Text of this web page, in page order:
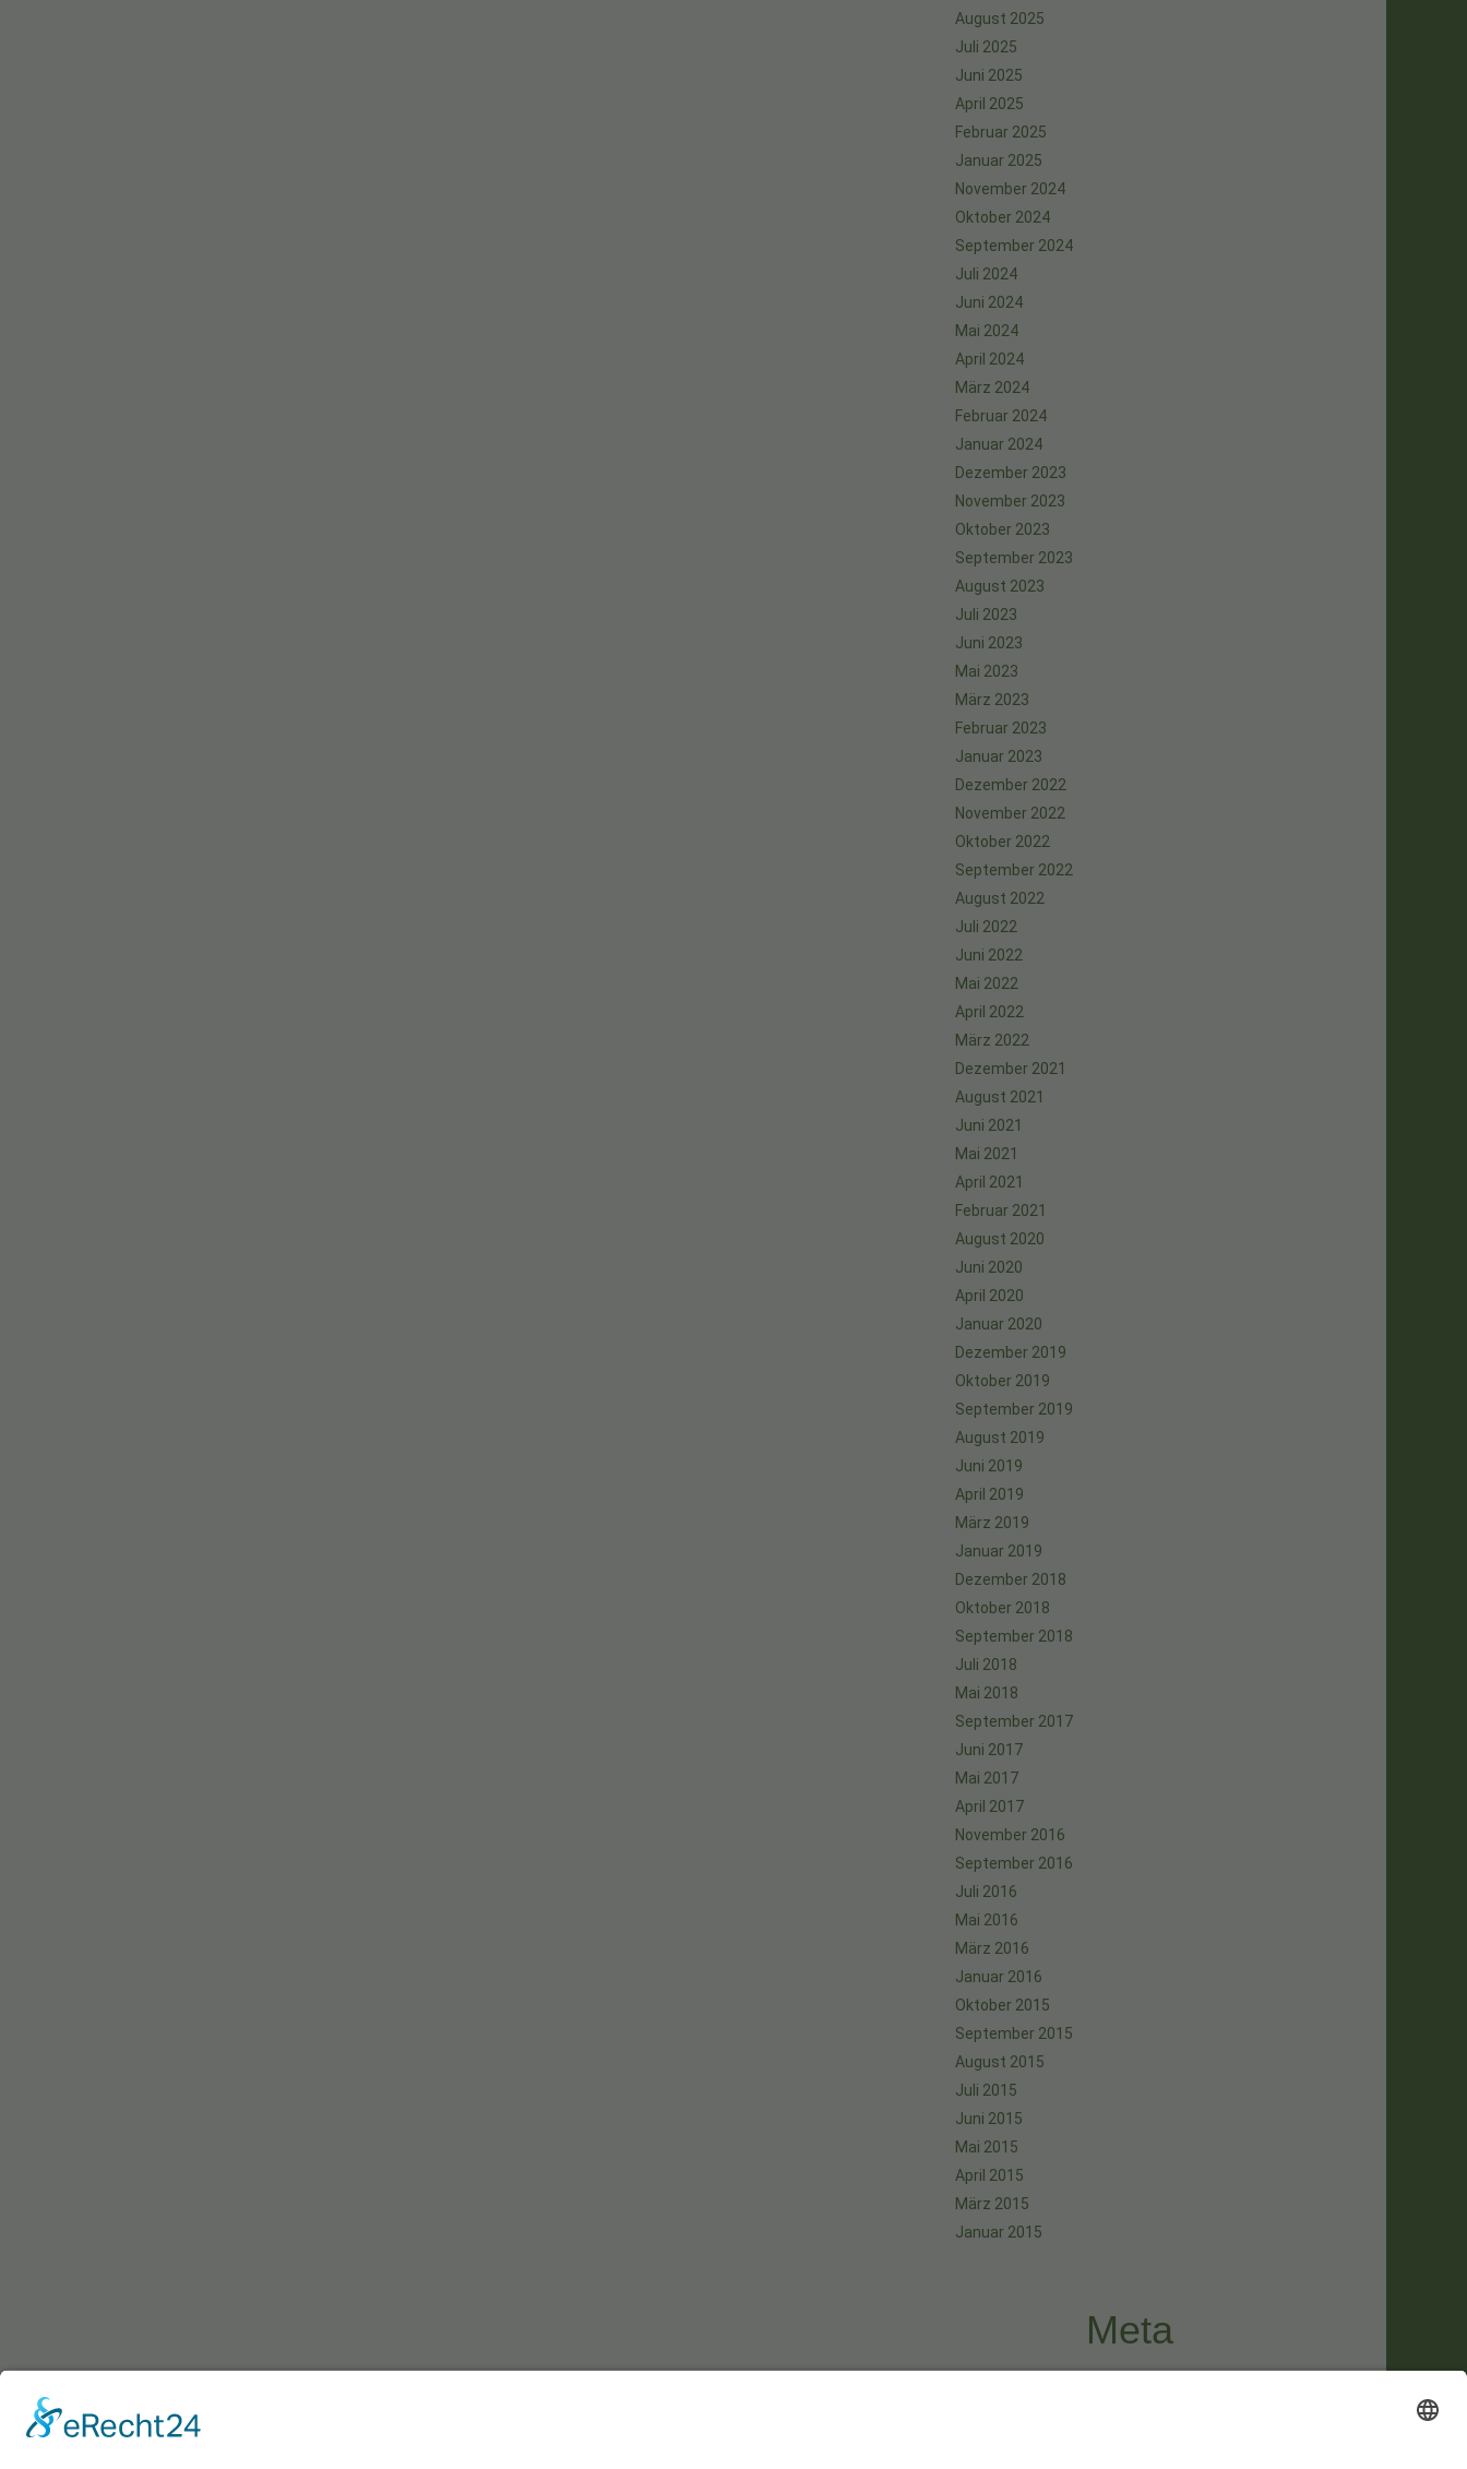
August 2025
Juli 2025
Juni 2025
April 2025
Februar 2025
Januar 2025
November 2024
Oktober 2024
September 2024
Juli 2024
Juni 2024
Mai 2024
April 2024
März 2024
Februar 2024
Januar 2024
Dezember 2023
November 2023
Oktober 2023
September 2023
August 2023
Juli 2023
Juni 2023
Mai 2023
März 2023
Februar 2023
Januar 2023
Dezember 2022
November 2022
Oktober 2022
September 2022
August 2022
Juli 2022
Juni 2022
Mai 2022
April 2022
März 2022
Dezember 2021
August 2021
Juni 2021
Mai 2021
April 2021
Februar 2021
August 2020
Juni 2020
April 2020
Januar 2020
Dezember 2019
Oktober 2019
September 2019
August 2019
Juni 2019
April 2019
März 2019
Januar 2019
Dezember 2018
Oktober 2018
September 2018
Juli 2018
Mai 2018
September 2017
Juni 2017
Mai 2017
April 2017
November 2016
September 2016
Juli 2016
Mai 2016
März 2016
Januar 2016
Oktober 2015
September 2015
August 2015
Juli 2015
Juni 2015
Mai 2015
April 2015
März 2015
Januar 2015
Meta